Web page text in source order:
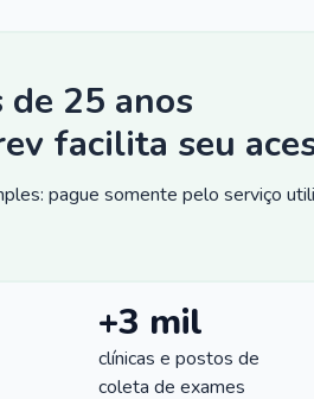
de 25 anos
facilita seu
pague somente pelo serviço
+3 mil
clínicas e postos de
coleta de exames